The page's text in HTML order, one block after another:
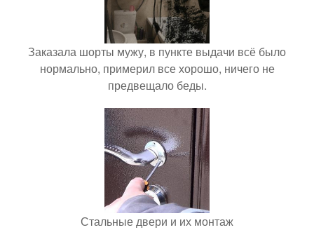
Заказала шорты мужу, в пункте выдачи всё было
нормально, примерил все хорошо, ничего не
предвещало беды.
Стальные двери и их монтаж